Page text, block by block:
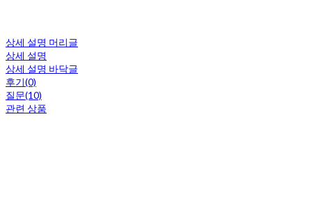
상세 설명 머리글
상세 설명
상세 설명 바닥글
후기(0)
질문(10)
관련 상품